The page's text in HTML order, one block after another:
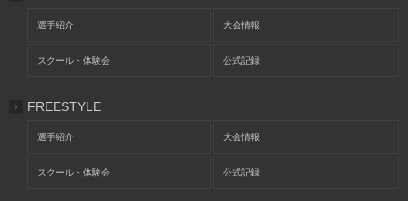
選手紹介 大会情報
スクール・体験会 公式記録
FREESTYLE
選手紹介 大会情報
スクール・体験会 公式記録